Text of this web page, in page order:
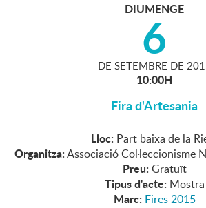
DIUMENGE
6
DE SETEMBRE DE
10:00H
Fira d'Artesania
Lloc: Part baixa de la
Organitza:Associació Col·leccionisme
Preu: Gratuït
Tipus d'acte: Mostra
Marc: Fires 2015